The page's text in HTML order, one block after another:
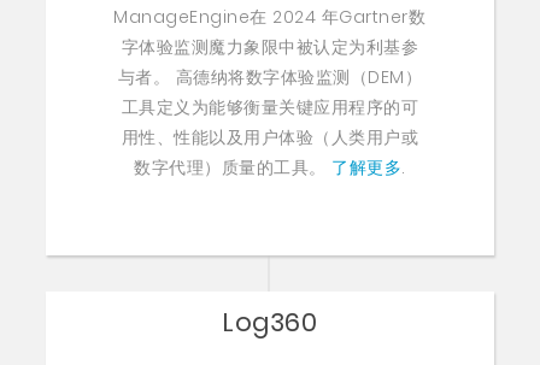
ManageEngine在 2024 年Gartner数
字体验监测魔力象限中被认定为利基参
与者。 高德纳将数字体验监测（DEM）
工具定义为能够衡量关键应用程序的可
用性、性能以及用户体验（人类用户或
数字代理）质量的工具。 了解更多.
Log360